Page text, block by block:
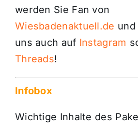
werden Sie Fan von
Wiesbadenaktuell.de und
uns auch auf Instagram
Threads!
Infobox
Wichtige Inhalte des